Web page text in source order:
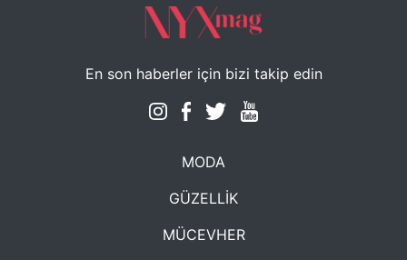
En son haberler için bizi takip edin
MODA
GÜZELLİK
MÜCEVHER